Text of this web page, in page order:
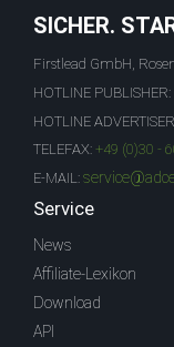
SICHER.
Firstlead GmbH,
HOTLINE PUBLISHER:
HOTLINE
TELEFAX: +49 (0)30 -
E-MAIL:
Service
News
Affiliate-Lexikon
Download
API